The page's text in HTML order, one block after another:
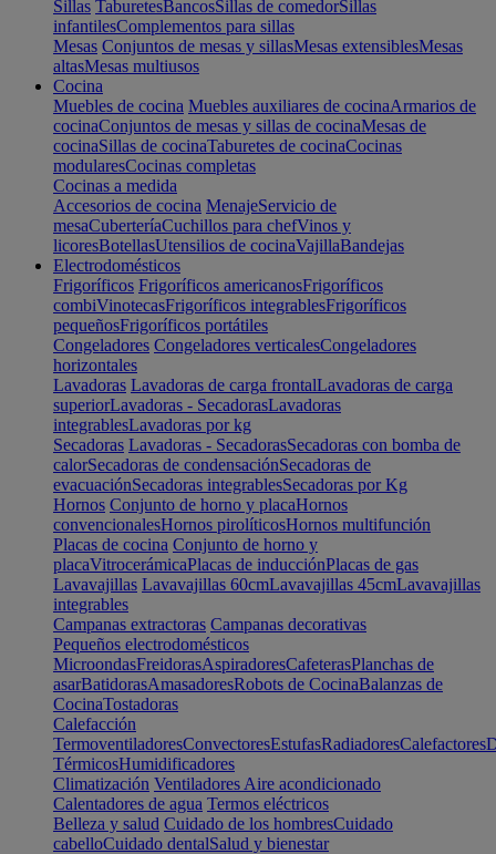
Sillas TaburetesBancosSillas de comedorSillas
infantilesComplementos para sillas
Mesas Conjuntos de mesas y sillasMesas extensiblesMesas
altasMesas multiusos
Cocina
Muebles de cocina Muebles auxiliares de cocinaArmarios de
cocinaConjuntos de mesas y sillas de cocinaMesas de
cocinaSillas de cocinaTaburetes de cocinaCocinas
modularesCocinas completas
Cocinas a medida
Accesorios de cocina MenajeServicio de
mesaCuberteríaCuchillos para chefVinos y
licoresBotellasUtensilios de cocinaVajillaBandejas
Electrodomésticos
Frigoríficos Frigoríficos americanosFrigoríficos
combiVinotecasFrigoríficos integrablesFrigoríficos
pequeñosFrigoríficos portátiles
Congeladores Congeladores verticalesCongeladores
horizontales
Lavadoras Lavadoras de carga frontalLavadoras de carga
superiorLavadoras - SecadorasLavadoras
integrablesLavadoras por kg
Secadoras Lavadoras - SecadorasSecadoras con bomba de
calorSecadoras de condensaciónSecadoras de
evacuaciónSecadoras integrablesSecadoras por Kg
Hornos Conjunto de horno y placaHornos
convencionalesHornos pirolíticosHornos multifunción
Placas de cocina Conjunto de horno y
placaVitrocerámicaPlacas de inducciónPlacas de gas
Lavavajillas Lavavajillas 60cmLavavajillas 45cmLavavajillas
integrables
Campanas extractoras Campanas decorativas
Pequeños electrodomésticos
MicroondasFreidorasAspiradoresCafeterasPlanchas de
asarBatidorasAmasadoresRobots de CocinaBalanzas de
CocinaTostadoras
Calefacción
TermoventiladoresConvectoresEstufasRadiadoresCalefactores
TérmicosHumidificadores
Climatización Ventiladores Aire acondicionado
Calentadores de agua Termos eléctricos
Belleza y salud Cuidado de los hombresCuidado
cabelloCuidado dentalSalud y bienestar